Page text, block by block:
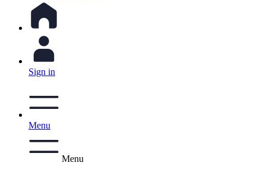
Sign in
Menu
Menu